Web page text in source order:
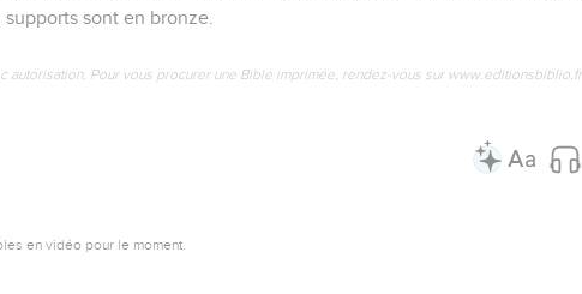
sont en bronze.
autorisation. Pour vous procurer une Bible imprimée, rendez-vous sur www.editionsbiblio.fr
en vidéo pour le moment.